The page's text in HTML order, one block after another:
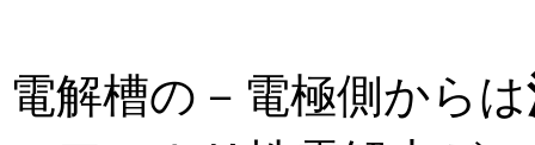
電解槽の－電極側からは